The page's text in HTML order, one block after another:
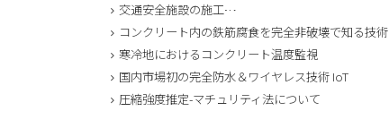
交通安全施設の施工…
コンクリート内の鉄筋腐食を完全非破壊で知る技術
寒冷地におけるコンクリート温度監視
国内市場初の完全防水＆ワイヤレス技術 IoT
圧縮強度推定-マチュリティ法について